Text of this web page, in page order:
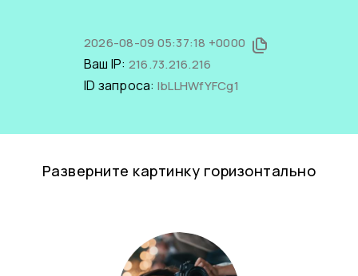
2026-08-09 05:37:18 +0000
Ваш IP: 216.73.216.216
ID запроса: IbLLHWfYFCg1
Разверните картинку горизонтально